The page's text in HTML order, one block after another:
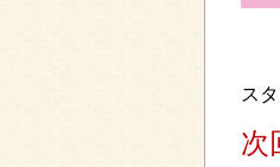
ス
次